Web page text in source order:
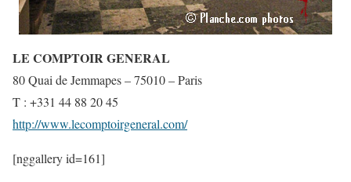
LE COMPTOIR GENERAL
80 Quai de Jemmapes – 75010 – Paris
T : +331 44 88 20 45
http://www.lecomptoirgeneral.com/
[nggallery id=161]